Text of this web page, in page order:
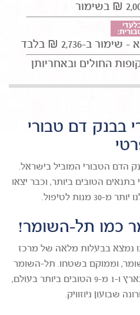
ב-2,736 ₪ בלבד
החולים ובאחריותן
בבנק דם טבורי
הדם הטבורי המוביל בישראל.
הטובים ביותר, וכבר יצאו
מנות לטיפול.
כמו תל-השומר!
נמצא בבעלות מלאה של מרכז
וממוקם בשטחו. תל-השומר
הוא בית החולים הטוב ביותר בארץ ו-1 מ-9 הטובים ביותר בעולם,
שבועון ניוזוויק.